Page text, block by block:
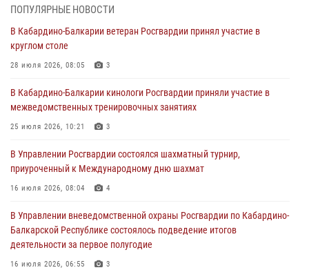
поздравил специалистов подразделений тыла с профессиональным
праздником
01 августа 2026, 00:10
Росгвардия обеспечивает безопасность граждан на южном
направлении
31 июля 2026, 09:22
Состоялась рабочая встреча директора Росгвардии Героя России
генерала армии Виктора Золотова с заместителем полномочного
представителя Президента Российской Федерации в Северо-
31 июля 2026, 06:45 1
Управление Росгвардии по Кабардино-Балкарской Республике
информирует
ПОПУЛЯРНЫЕ НОВОСТИ
В Кабардино-Балкарии ветеран Росгвардии принял участие в
круглом столе
28 июля 2026, 08:05 3
В Кабардино-Балкарии кинологи Росгвардии приняли участие в
межведомственных тренировочных занятиях
25 июля 2026, 10:21 3
В Управлении Росгвардии состоялся шахматный турнир,
приуроченный к Международному дню шахмат
16 июля 2026, 08:04 4
В Управлении вневедомственной охраны Росгвардии по Кабардино-
Балкарской Республике состоялось подведение итогов
деятельности за первое полугодие
16 июля 2026, 06:55 3